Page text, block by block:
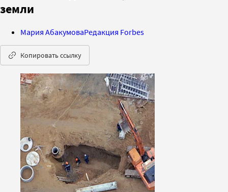
земли
Мария АбакумоваРедакция Forbes
Копировать ссылку